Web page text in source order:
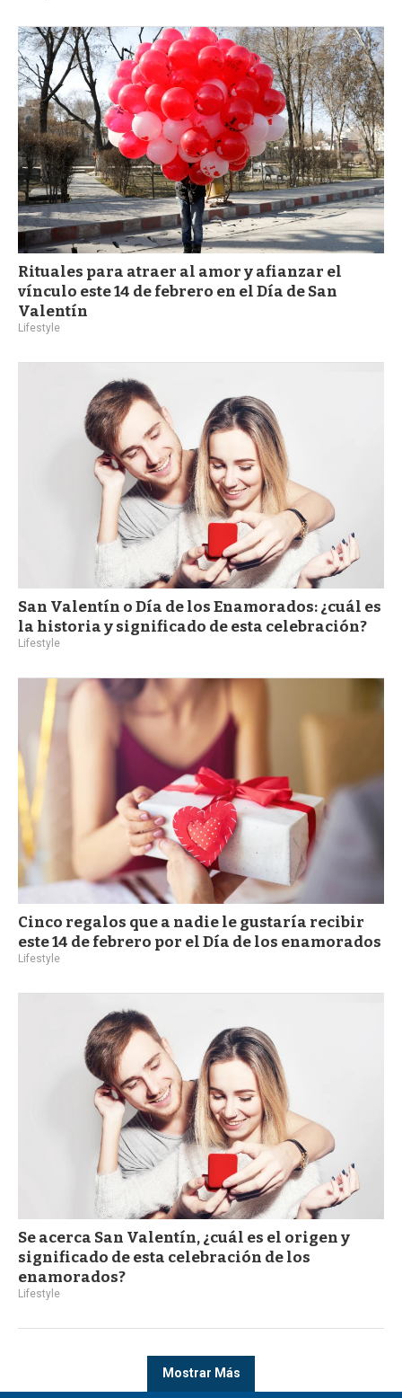
Rituales para atraer al amor y afianzar el
vínculo este 14 de febrero en el Día de San
Valentín
Lifestyle
San Valentín o Día de los Enamorados: ¿cuál es
la historia y significado de esta celebración?
Lifestyle
Cinco regalos que a nadie le gustaría recibir
este 14 de febrero por el Día de los enamorados
Lifestyle
Se acerca San Valentín, ¿cuál es el origen y
significado de esta celebración de los
enamorados?
Lifestyle
Mostrar Más